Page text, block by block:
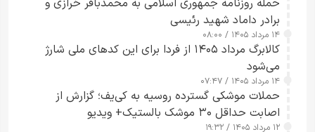
حمله روزنامه جمهوری اسلامی به محمدباقر خرازی و
برادر داماد شهید رئیسی
۱۴ مرداد ۱۴۰۵ / ۰۸:۰۰
کالابرگ مرداد ۱۴۰۵ از فردا برای این کدهای ملی شارژ
می‌شود
۱۴ مرداد ۱۴۰۵ / ۰۷:۴۷
حملات موشکی گسترده روسیه به کی‌یف؛ گزارش از
اصابت حداقل ۳۰ موشک بالستیک+ ویدیو
۱۲ مرداد ۱۴۰۵ / ۱۹:۳۲